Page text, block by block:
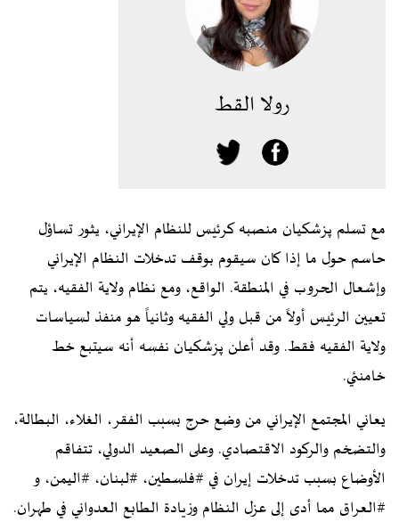
رولا القط
مع تسلم پزشکیان منصبه كرئيس للنظام الإيراني، يثور تساؤل
حاسم حول ما إذا كان سيقوم بوقف تدخلات النظام الإيراني
وإشعال الحروب في المنطقة. الواقع، ومع نظام ولاية الفقيه، يتم
تعيين الرئيس أولاً من قبل ولي الفقيه وثانياً هو منفذ لسياسات
ولاية الفقيه فقط. وقد أعلن پزشکیان نفسه أنه سيتبع خط
خامنئي.
يعاني المجتمع الإيراني من وضع حرج بسبب الفقر، الغلاء، البطالة،
والتضخم والركود الاقتصادي. وعلى الصعيد الدولي، تتفاقم
الأوضاع بسبب تدخلات إيران في ⁧#فلسطين⁩، ⁧#لبنان⁩، ⁧#اليمن⁩، و
⁧#العراق⁩ مما أدى إلى عزل النظام وزيادة الطابع العدواني في طهران.